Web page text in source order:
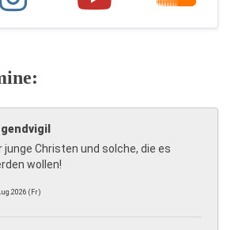
junge Christen und solche, die es
wollen!
(Fr)